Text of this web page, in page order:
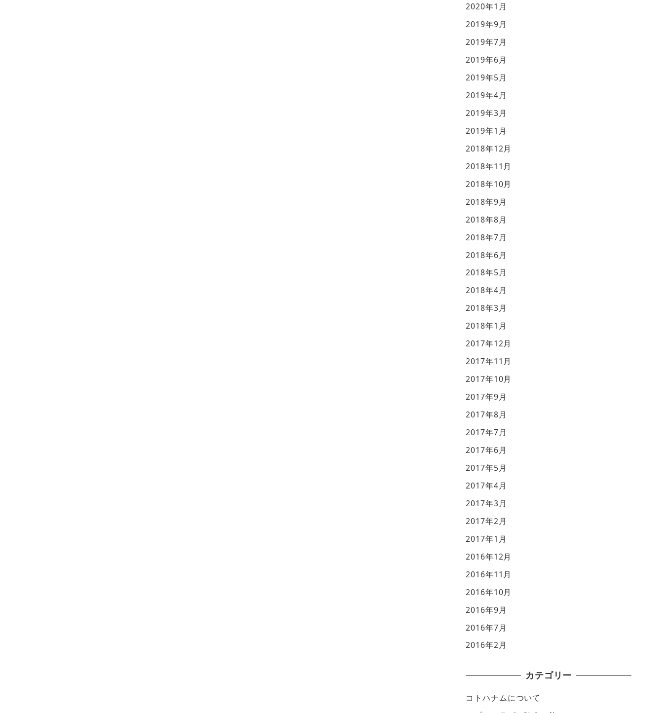
2020年1月
2019年9月
2019年7月
2019年6月
2019年5月
2019年4月
2019年3月
2019年1月
2018年12月
2018年11月
2018年10月
2018年9月
2018年8月
2018年7月
2018年6月
2018年5月
2018年4月
2018年3月
2018年1月
2017年12月
2017年11月
2017年10月
2017年9月
2017年8月
2017年7月
2017年6月
2017年5月
2017年4月
2017年3月
2017年2月
2017年1月
2016年12月
2016年11月
2016年10月
2016年9月
2016年7月
2016年2月
カテゴリー
コトハナムについて